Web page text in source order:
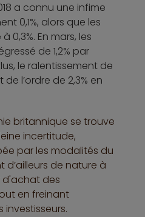
a connu une infime
0,1%, alors que les
0,3%. En mars, les
de 1,2% par
le ralentissement de
l’ordre de 2,3% en
britannique se trouve
incertitude,
par les modalités du
d’ailleurs de nature à
des
en freinant
investisseurs.